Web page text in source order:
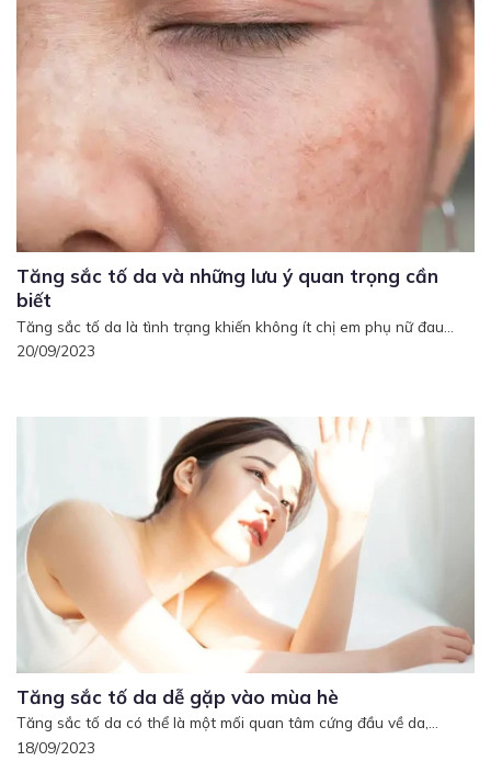
Tăng sắc tố da và những lưu ý quan trọng cần
biết
Tăng sắc tố da là tình trạng khiến không ít chị em phụ nữ đau...
20/09/2023
Tăng sắc tố da dễ gặp vào mùa hè
Tăng sắc tố da có thể là một mối quan tâm cứng đầu về da,...
18/09/2023